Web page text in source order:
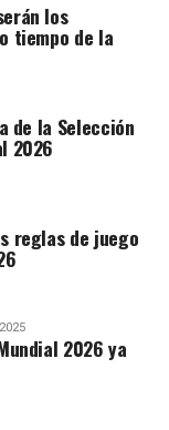
los
tiempo de la
de la Selección
2026
reglas de juego
2026 ya